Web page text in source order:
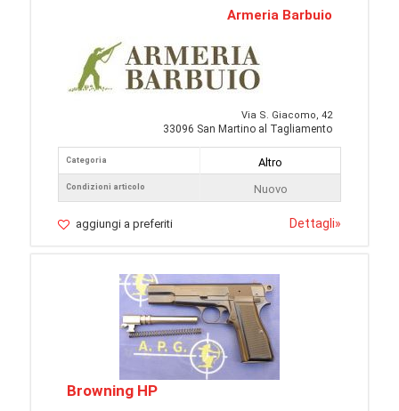
Armeria Barbuio
Via S. Giacomo, 42
33096 San Martino al Tagliamento
Categoria
Condizioni articolo
Altro
Nuovo
aggiungi a preferiti Dettagli»
Browning HP